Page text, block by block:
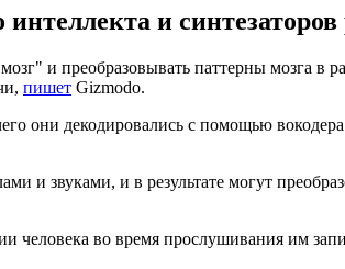
и
и преобразовывать паттерны мозга в
пишет Gizmodo.
они декодировались с помощью
и звуками, и в результате могут
человека во время прослушивания им